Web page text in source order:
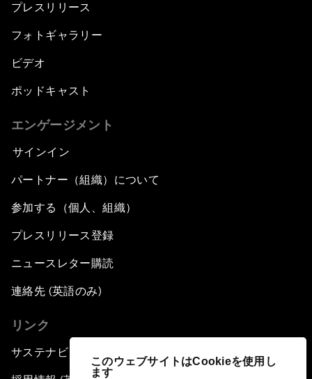
このウェブサイトはCookieを使用し
ます
プレスリリース
フォトギャラリー
ビデオ
ポッドキャスト
エンゲージメント
サインイン
パートナー（組織）について
参加する（個人、組織）
プレスリリース登録
ニュースレター購読
連絡先 (英語のみ)
リンク
サステナビリティへの取り組み